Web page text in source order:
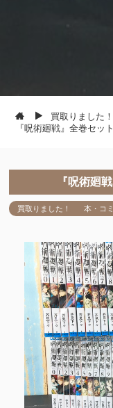
買取りました！
『呪術廻戦』全巻セッ
『呪術廻
買取りました！ 本・コ